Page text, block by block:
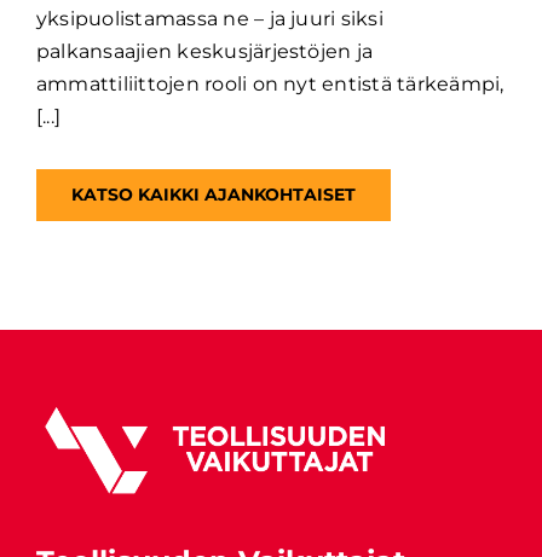
yksipuolistamassa ne – ja juuri siksi
palkansaajien keskusjärjestöjen ja
ammattiliittojen rooli on nyt entistä tärkeämpi,
[...]
KATSO KAIKKI AJANKOHTAISET